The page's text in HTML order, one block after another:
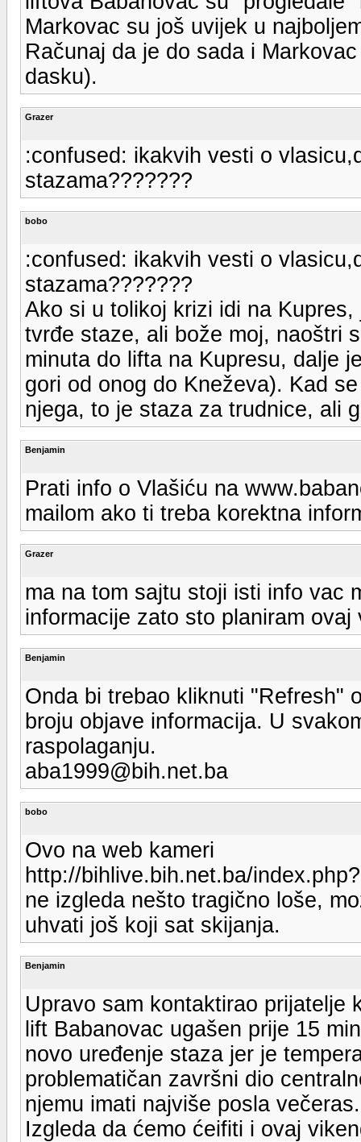
Markovac su još uvijek u
Računaj da je do sada i
dasku).
Grazer
:confused: ikakvih vesti o
stazama???????
bobo
:confused: ikakvih vesti o
stazama???????
Ako si u tolikoj krizi idi na
tvrđe staze, ali bože moj, naoštri
minuta do lifta na Kupresu, dalje
gori od onog do Kneževa). Kad
njega, to je staza za trudnice, ali
Benjamin
Prati info o Vlašiću na
mailom ako ti treba korektna
Grazer
ma na tom sajtu stoji isti info vac
informacije zato sto planiram
Benjamin
Onda bi trebao kliknuti "Refresh"
broju objave informacija. U
raspolaganju.
aba1999@bih.net.ba
bobo
Ovo na web kameri
http://bihlive.bih.net.ba/
ne izgleda nešto tragično loše,
uhvati još koji sat skijanja.
Benjamin
Upravo sam kontaktirao prijatelje
lift Babanovac ugašen prije 15
novo uređenje staza jer je
problematičan završni dio
njemu imati najviše posla večeras.
Izgleda da ćemo ćeifiti i ovaj